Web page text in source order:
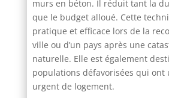
murs en béton. Il réduit tant la
que le budget alloué. Cette
pratique et efficace lors de la
ville ou d’un pays après une
naturelle. Elle est également
populations défavorisées qui ont
urgent de logement.